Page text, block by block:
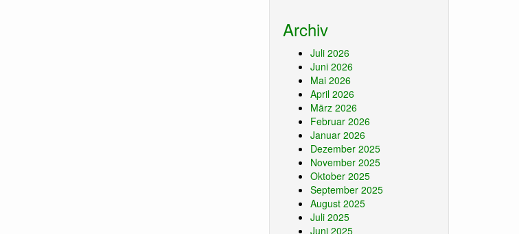
Archiv
Juli 2026
Juni 2026
Mai 2026
April 2026
März 2026
Februar 2026
Januar 2026
Dezember 2025
November 2025
Oktober 2025
September 2025
August 2025
Juli 2025
Juni 2025